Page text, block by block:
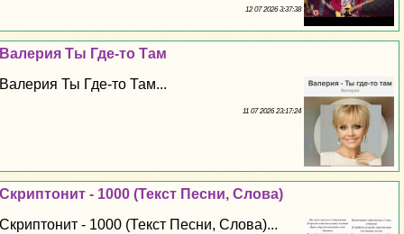
12 07 2026 3:37:38
Валерия Ты Где-то Там
Валерия Ты Где-то Там...
11 07 2026 23:17:24
Скриптонит - 1000 (Текст Песни, Слова)
Скриптонит - 1000 (Текст Песни, Слова)...